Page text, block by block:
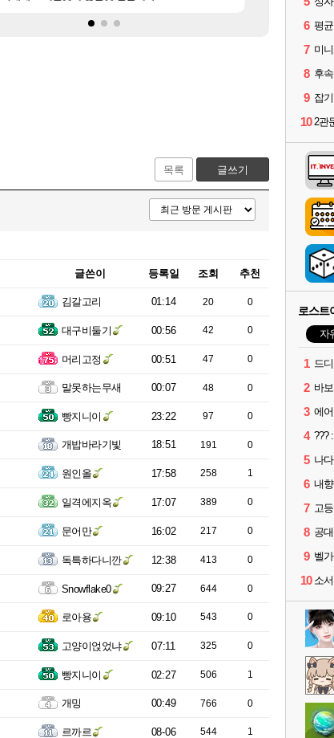
목록 글쓰기
글쓴이 등록일 조회 추천
김갈고리 01:14 20 0
대구비둘기 00:56 42 0
머리고정 00:51 47 0
말못하는무새 00:07 48 0
빵지니이 23:22 97 0
개밥바라기빛 18:51 191 0
원인올 17:58 258 1
일격에지옥 17:07 389 0
문어만 16:02 217 0
독특하다니깐 12:38 413 0
Snowflake0 09:27 644 0
로아용 09:10 543 0
고양이얹었냐 07:11 325 0
빵지니이 02:27 506 1
개밍 00:49 766 0
르까르 08-06 544 1
6
7
8
9
10
로스트
자
1
2
3 에
4
5 나
6 내
7 고
8
9 벨
10 소